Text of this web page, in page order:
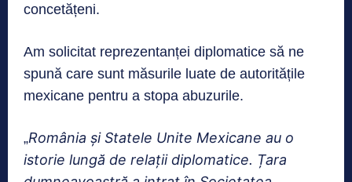
concetățeni.
Am solicitat reprezentanței diplomatice să ne
spună care sunt măsurile luate de autoritățile
mexicane pentru a stopa abuzurile.
„România și Statele Unite Mexicane au o
istorie lungă de relații diplomatice. Țara